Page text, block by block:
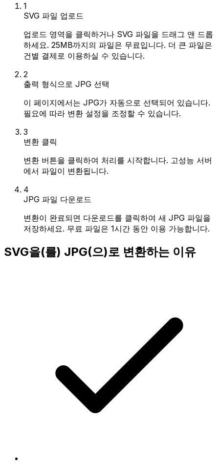
1
SVG 파일 업로드
업로드 영역을 클릭하거나 SVG 파일을 드래그 앤 드롭
하세요. 25MB까지의 파일은 무료입니다. 더 큰 파일은
건별 결제로 이용하실 수 있습니다.
2
출력 형식으로 JPG 선택
이 페이지에서는 JPG가 자동으로 선택되어 있습니다.
필요에 따라 변환 설정을 조정할 수 있습니다.
3
변환 클릭
변환 버튼을 클릭하여 처리를 시작합니다. 고성능 서버
에서 파일이 변환됩니다.
4
JPG 파일 다운로드
변환이 완료되면 다운로드를 클릭하여 새 JPG 파일을
저장하세요. 무료 파일은 1시간 동안 이용 가능합니다.
SVG을(를) JPG(으)로 변환하는 이유